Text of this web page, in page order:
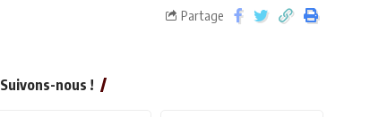
Partage
Suivons-nous !